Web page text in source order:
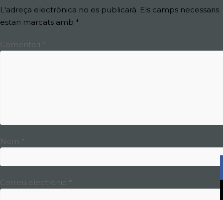
L'adreça electrònica no es publicarà. Els camps necessaris
estan marcats amb *
Comentari *
Nom *
Correu electrònic *